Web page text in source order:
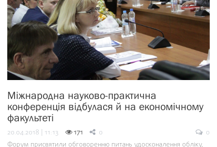
Міжнародна науково-практична
конференція відбулася й на економічному
факультеті
20.04.2018 | 11:13 171 0
0
Форум присвятили обговоренню питань удосконалення обліку,